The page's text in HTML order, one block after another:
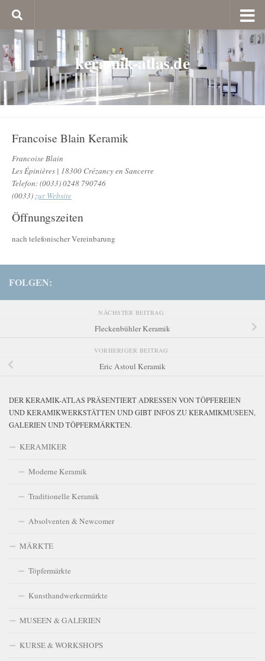
keramik-atlas.de
Francoise Blain Keramik
Francoise Blain
Les Épinières | 18300 Crézancy en Sancerre
Telefon: (0033) 0248 790746
(0033)zur Website
Öffnungszeiten
nach telefonischer Vereinbarung
FOLGEN:
NÄCHSTER BEITRAG
Fleckenbühler Keramik
VORHERIGER BEITRAG
Eric Astoul Keramik
DER KERAMIK-ATLAS PRÄSENTIERT ADRESSEN VON TÖPFEREIEN
UND KERAMIKWERKSTÄTTEN UND GIBT INFOS ZU KERAMIKMUSEEN,
GALERIEN UND TÖPFERMÄRKTEN.
KERAMIKER
Moderne Keramik
Traditionelle Keramik
Absolventen & Newcomer
MÄRKTE
Töpfermärkte
Kunsthandwerkermärkte
MUSEEN & GALERIEN
KURSE & WORKSHOPS